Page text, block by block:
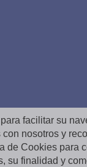
facilitar su
nosotros y
de Cookies para
su finalidad y